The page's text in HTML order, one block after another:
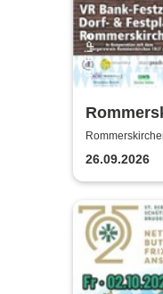
pack mas!
26.09.2026